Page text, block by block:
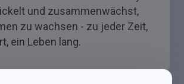
und zusammenwächst,
zu wachsen - zu jeder Zeit,
ein Leben lang.